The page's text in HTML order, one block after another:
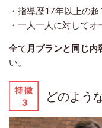
・指導歴17年以上の
・一人一人に対して
全て 月プランと同じ内
い。
どのよう